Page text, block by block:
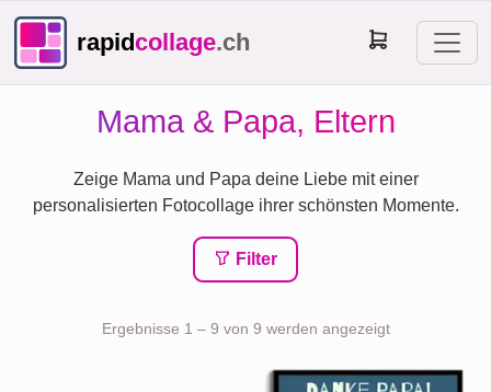
rapidcollage.ch
Mama & Papa, Eltern
Zeige Mama und Papa deine Liebe mit einer
personalisierten Fotocollage ihrer schönsten Momente.
Filter
Ergebnisse 1 – 9 von 9 werden angezeigt